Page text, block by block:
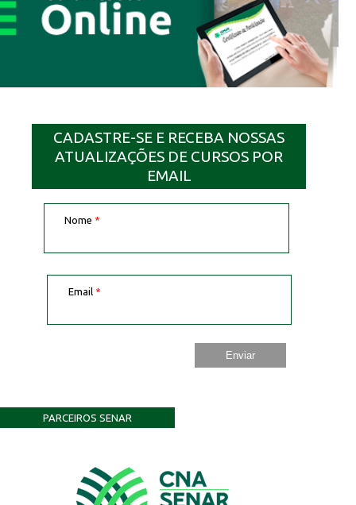
CADASTRE-SE E RECEBA NOSSAS
ATUALIZAÇÕES DE CURSOS POR
EMAIL
Nome *
Email *
PARCEIROS SENAR